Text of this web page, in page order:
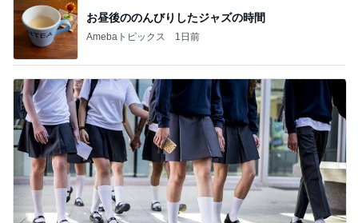
お昼後ののんびりしたジャズの時間
Amebaトピックス 1日前